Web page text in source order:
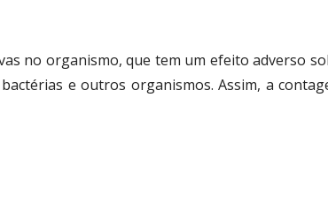
no organismo, que tem um efeito adverso
e outros organismos. Assim, a